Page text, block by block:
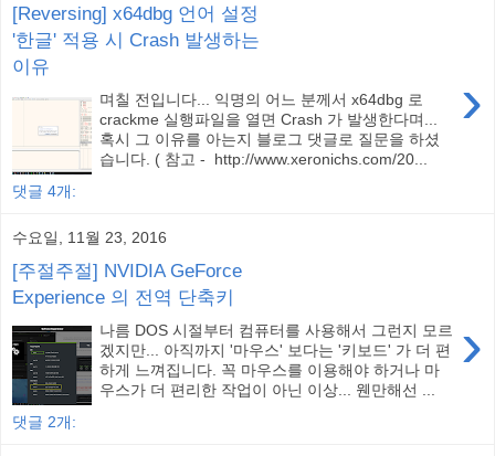
[Reversing] x64dbg 언어 설정
'한글' 적용 시 Crash 발생하는
이유
›
며칠 전입니다... 익명의 어느 분께서 x64dbg 로
crackme 실행파일을 열면 Crash 가 발생한다며...
혹시 그 이유를 아는지 블로그 댓글로 질문을 하셨
습니다. ( 참고 - http://www.xeronichs.com/20...
댓글 4개:
수요일, 11월 23, 2016
[주절주절] NVIDIA GeForce
Experience 의 전역 단축키
›
나름 DOS 시절부터 컴퓨터를 사용해서 그런지 모르
겠지만... 아직까지 '마우스' 보다는 '키보드' 가 더 편
하게 느껴집니다. 꼭 마우스를 이용해야 하거나 마
우스가 더 편리한 작업이 아닌 이상... 웬만해선 ...
댓글 2개: